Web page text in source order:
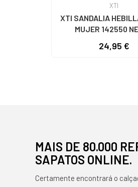
XTI
XTI SANDALIA
MUJER 142550
24,95 €
MAIS DE 80.000
SAPATOS ONLINE.
Certamente encontrará o